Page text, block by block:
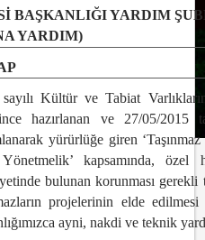
BAŞKANLIĞI YARDIM
YARDIM)
Kültür ve Tabiat
hazırlanan ve 27/05/2015
yürürlüğe giren
kapsamında,
bulunan korunması gerekli
projelerinin elde edilmesi
ayni, nakdi ve teknik